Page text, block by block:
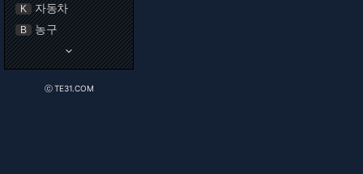
K 자동차
B 농구
keyboard_arrow_down
ⓒ TE31.COM